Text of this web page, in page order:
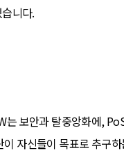
니다.
보안과 탈중앙화에,
자신들이 목표로 추구